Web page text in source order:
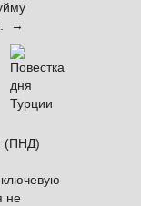
→
(ПНД)
не